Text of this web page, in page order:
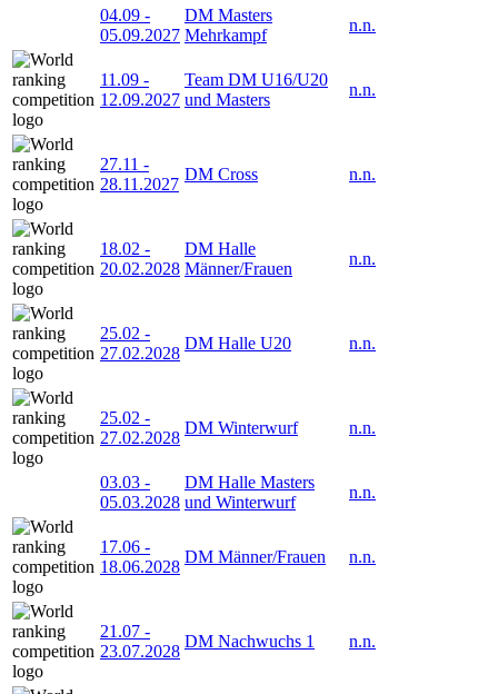
04.09 -
05.09.2027
DM Masters
Mehrkampf
n.n.
11.09 -
12.09.2027
Team DM U16/U20
und Masters
n.n.
27.11 -
28.11.2027
DM Cross n.n.
18.02 -
20.02.2028
DM Halle
Männer/Frauen
n.n.
25.02 -
27.02.2028
DM Halle U20 n.n.
25.02 -
27.02.2028
DM Winterwurf n.n.
03.03 -
05.03.2028
DM Halle Masters
und Winterwurf
n.n.
17.06 -
18.06.2028
DM Männer/Frauen n.n.
21.07 -
23.07.2028
DM Nachwuchs 1 n.n.